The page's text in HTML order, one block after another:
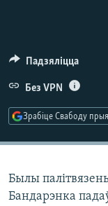
Падзяліцца
Без VPN
Зрабіце Свабоду
Былы
Бандарэнка